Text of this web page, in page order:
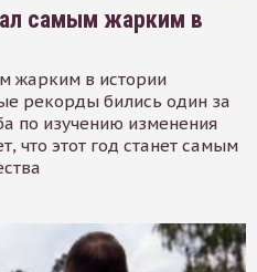
самым жарким в
жарким в истории
рекорды бились один за
по изучению изменения
что этот год станет самым